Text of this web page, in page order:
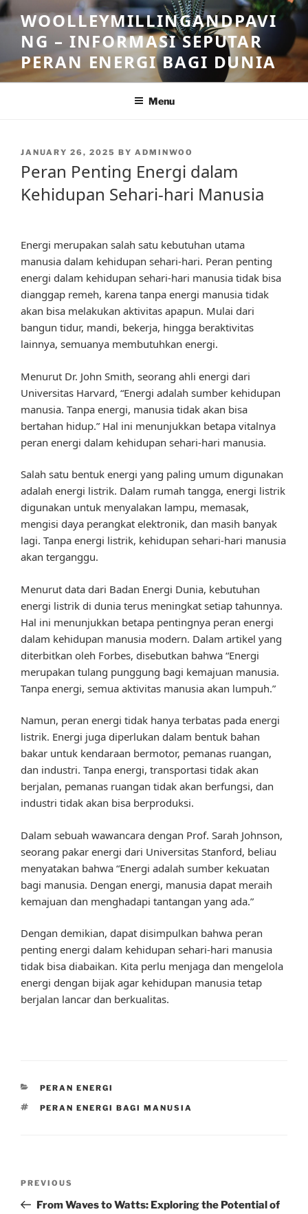
Skip
to
content
WOOLLEYMILLINGANDPAVI
NG – INFORMASI SEPUTAR
PERAN ENERGI BAGI DUNIA
Menu
POSTED
JANUARY 26, 2025 BY ADMINWOO
Peran Penting Energi dalam
Kehidupan Sehari-hari Manusia
Energi merupakan salah satu kebutuhan utama
manusia dalam kehidupan sehari-hari. Peran penting
energi dalam kehidupan sehari-hari manusia tidak bisa
dianggap remeh, karena tanpa energi manusia tidak
akan bisa melakukan aktivitas apapun. Mulai dari
bangun tidur, mandi, bekerja, hingga beraktivitas
lainnya, semuanya membutuhkan energi.
Menurut Dr. John Smith, seorang ahli energi dari
Universitas Harvard, “Energi adalah sumber kehidupan
manusia. Tanpa energi, manusia tidak akan bisa
bertahan hidup.” Hal ini menunjukkan betapa vitalnya
peran energi dalam kehidupan sehari-hari manusia.
Salah satu bentuk energi yang paling umum digunakan
adalah energi listrik. Dalam rumah tangga, energi listrik
digunakan untuk menyalakan lampu, memasak,
mengisi daya perangkat elektronik, dan masih banyak
lagi. Tanpa energi listrik, kehidupan sehari-hari manusia
akan terganggu.
Menurut data dari Badan Energi Dunia, kebutuhan
energi listrik di dunia terus meningkat setiap tahunnya.
Hal ini menunjukkan betapa pentingnya peran energi
dalam kehidupan manusia modern. Dalam artikel yang
diterbitkan oleh Forbes, disebutkan bahwa “Energi
merupakan tulang punggung bagi kemajuan manusia.
Tanpa energi, semua aktivitas manusia akan lumpuh.”
Namun, peran energi tidak hanya terbatas pada energi
listrik. Energi juga diperlukan dalam bentuk bahan
bakar untuk kendaraan bermotor, pemanas ruangan,
dan industri. Tanpa energi, transportasi tidak akan
berjalan, pemanas ruangan tidak akan berfungsi, dan
industri tidak akan bisa berproduksi.
Dalam sebuah wawancara dengan Prof. Sarah Johnson,
seorang pakar energi dari Universitas Stanford, beliau
menyatakan bahwa “Energi adalah sumber kekuatan
bagi manusia. Dengan energi, manusia dapat meraih
kemajuan dan menghadapi tantangan yang ada.”
Dengan demikian, dapat disimpulkan bahwa peran
penting energi dalam kehidupan sehari-hari manusia
tidak bisa diabaikan. Kita perlu menjaga dan mengelola
energi dengan bijak agar kehidupan manusia tetap
berjalan lancar dan berkualitas.
CATEGORIES
PERAN ENERGI
TAGS
PERAN ENERGI BAGI MANUSIA
Previous
Post
PREVIOUS
From Waves to Watts: Exploring the Potential of